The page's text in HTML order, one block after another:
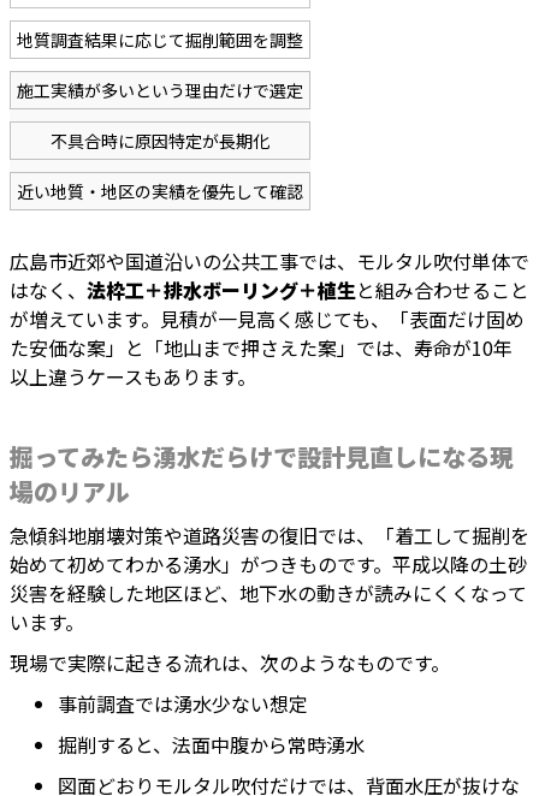
地質調査結果に応じて掘削範囲を調整
施工実績が多いという理由だけで選定
不具合時に原因特定が長期化
近い地質・地区の実績を優先して確認
広島市近郊や国道沿いの公共工事では、モルタル吹付単体で
はなく、 法枠工＋排水ボーリング＋植生と組み合わせること
が増えています。見積が一見高く感じても、「表面だけ固め
た安価な案」と「地山まで押さえた案」では、寿命が10年
以上違うケースもあります。
掘ってみたら湧水だらけで設計見直しになる現
場のリアル
急傾斜地崩壊対策や道路災害の復旧では、「着工して掘削を
始めて初めてわかる湧水」がつきものです。平成以降の土砂
災害を経験した地区ほど、地下水の動きが読みにくくなって
います。
現場で実際に起きる流れは、次のようなものです。
事前調査では湧水少ない想定
掘削すると、法面中腹から常時湧水
図面どおりモルタル吹付だけでは、背面水圧が抜けな